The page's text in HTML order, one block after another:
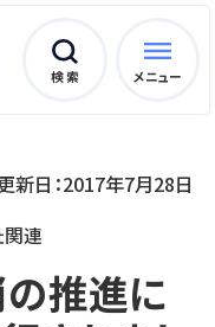
検 索 メニュー
関連
新日：2017年7月28日
の推進に